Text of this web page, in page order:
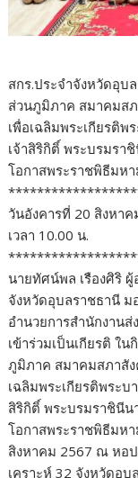
สกร.ประจำจังหวัดอุบ
ส่วนภูมิภาค สมาคมสภ
เพื่อเฉลิมพระเกียรติพ
เจ้าสิริกิติ์ พระบรมรา
โอกาสพระราชพิธีมห
วันอังคารที่ 20 สิงหา
เวลา 10.00 น.
นายทัศน์พล เรืองศิริ ผู้
จังหวัดอุบลราชธานี ม
อำนวยการสำนักงานส่
เข้าร่วมเป็นเกียรติ ใ
ภูมิภาค สมาคมสภาสัง
เฉลิมพระเกียรติพระบ
สิริกิติ์ พระบรมราชินีน
โอกาสพระราชพิธีมห
สิงหาคม 2567 ณ หอป
เคราะห์ 32 จังหวัดอุ